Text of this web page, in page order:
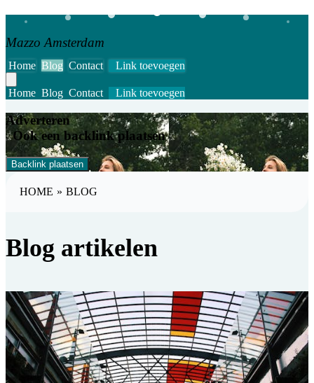
Mazzo Amsterdam
Home Blog Contact Link toevoegen
Home Blog Contact Link toevoegen
Adverteren
Ook een backlink plaatsen
Backlink plaatsen
HOME » BLOG
Blog artikelen